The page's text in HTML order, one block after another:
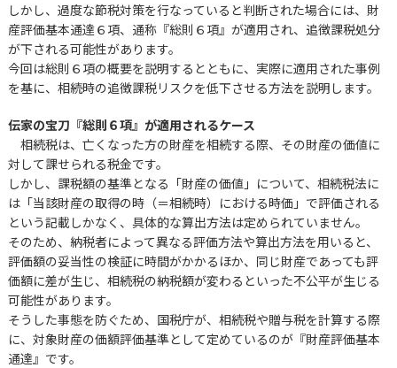
しかし、過度な節税対策を行なっていると判断された場合には、財
産評価基本通達６項、通称『総則６項』が適用され、追徴課税処分
が下される可能性があります。
今回は総則６項の概要を説明するとともに、実際に適用された事例
を基に、相続時の追徴課税リスクを低下させる方法を説明します。
伝家の宝刀『総則６項』が適用されるケース
相続税は、亡くなった方の財産を相続する際、その財産の価値に
対して課せられる税金です。
しかし、課税額の基準となる「財産の価値」について、相続税法に
は「当該財産の取得の時（＝相続時）における時価」で評価される
という記載しかなく、具体的な算出方法は定められていません。
そのため、納税者によって異なる評価方法や算出方法を用いると、
評価額の妥当性の検証に時間がかかるほか、同じ財産であっても評
価額に差が生じ、相続税の納税額が変わるといった不公平が生じる
可能性があります。
そうした事態を防ぐため、国税庁が、相続税や贈与税を計算する際
に、対象財産の価額評価基準として定めているのが『財産評価基本
通達』です。